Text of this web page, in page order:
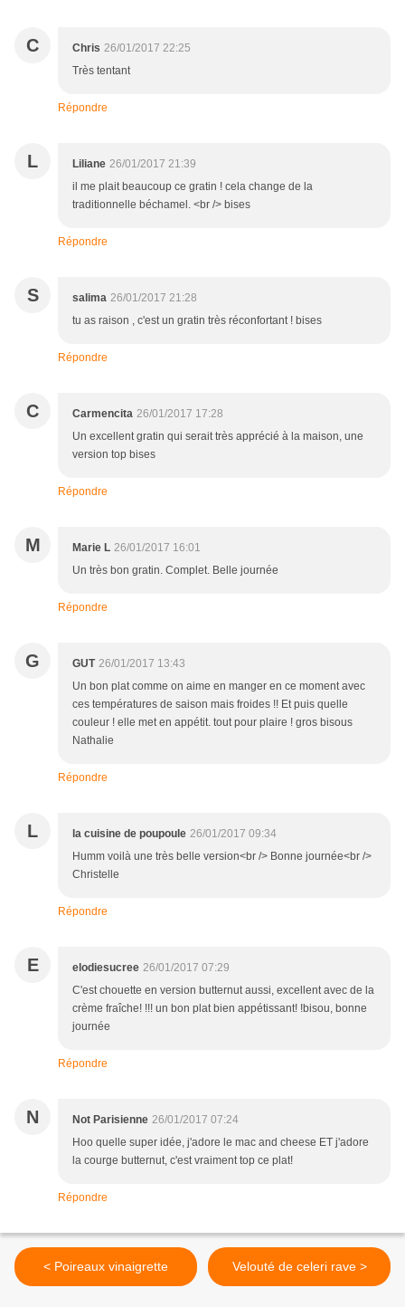
C Chris 26/01/2017 22:25
Très tentant
Répondre
L Liliane 26/01/2017 21:39
il me plait beaucoup ce gratin ! cela change de la
traditionnelle béchamel. <br /> bises
Répondre
S salima 26/01/2017 21:28
tu as raison , c'est un gratin très réconfortant ! bises
Répondre
C Carmencita 26/01/2017 17:28
Un excellent gratin qui serait très apprécié à la maison, une
version top bises
Répondre
M Marie L 26/01/2017 16:01
Un très bon gratin. Complet. Belle journée
Répondre
G GUT 26/01/2017 13:43
Un bon plat comme on aime en manger en ce moment avec
ces températures de saison mais froides !! Et puis quelle
couleur ! elle met en appétit. tout pour plaire ! gros bisous
Nathalie
Répondre
L la cuisine de poupoule 26/01/2017 09:34
Humm voilà une très belle version<br /> Bonne journée<br />
Christelle
Répondre
E elodiesucree 26/01/2017 07:29
C'est chouette en version butternut aussi, excellent avec de la
crème fraîche! !!! un bon plat bien appétissant! !bisou, bonne
journée
Répondre
N Not Parisienne 26/01/2017 07:24
Hoo quelle super idée, j'adore le mac and cheese ET j'adore
la courge butternut, c'est vraiment top ce plat!
Répondre
< Poireaux vinaigrette Velouté de celeri rave >